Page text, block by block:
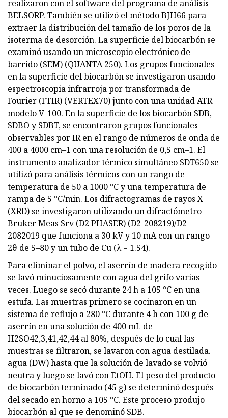
realizaron con el software del programa de análisis
BELSORP. También se utilizó el método BJH66 para
extraer la distribución del tamaño de los poros de la
isoterma de desorción. La superficie del biocarbón se
examinó usando un microscopio electrónico de
barrido (SEM) (QUANTA 250). Los grupos funcionales
en la superficie del biocarbón se investigaron usando
espectroscopia infrarroja por transformada de
Fourier (FTIR) (VERTEX70) junto con una unidad ATR
modelo V-100. En la superficie de los biocarbón SDB,
SDBO y SDBT, se encontraron grupos funcionales
observables por IR en el rango de números de onda de
400 a 4000 cm–1 con una resolución de 0,5 cm–1. El
instrumento analizador térmico simultáneo SDT650 se
utilizó para análisis térmicos con un rango de
temperatura de 50 a 1000 °C y una temperatura de
rampa de 5 °C/min. Los difractogramas de rayos X
(XRD) se investigaron utilizando un difractómetro
Bruker Meas Srv (D2 PHASER) (D2-208219)/D2-
2082019 que funciona a 30 kV y 10 mA con un rango
2θ de 5–80 y un tubo de Cu (λ = 1.54).
Para eliminar el polvo, el aserrín de madera recogido
se lavó minuciosamente con agua del grifo varias
veces. Luego se secó durante 24 h a 105 °C en una
estufa. Las muestras primero se cocinaron en un
sistema de reflujo a 280 °C durante 4 h con 100 g de
aserrín en una solución de 400 mL de
H2SO42,3,41,42,44 al 80%, después de lo cual las
muestras se filtraron, se lavaron con agua destilada.
agua (DW) hasta que la solución de lavado se volvió
neutra y luego se lavó con EtOH. El peso del producto
de biocarbón terminado (45 g) se determinó después
del secado en horno a 105 °C. Este proceso produjo
biocarbón al que se denominó SDB.